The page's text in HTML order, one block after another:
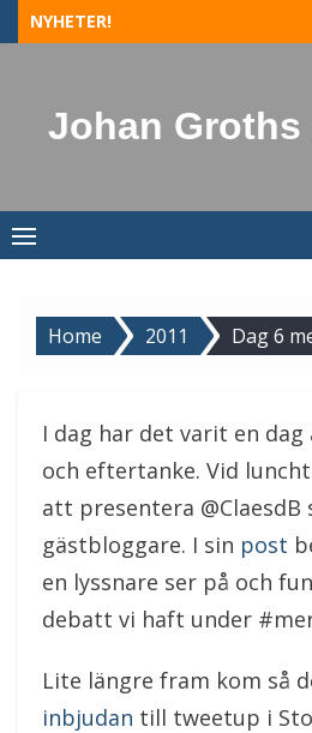
Skip
to
NYHETER!
Johan
Home 2011 Dag 6
I dag har det varit en
och eftertanke. Vid
att presentera
gästbloggare. I sin post
en lyssnare ser på och
debatt vi haft under
Lite längre fram kom så
inbjudan till tweetup i